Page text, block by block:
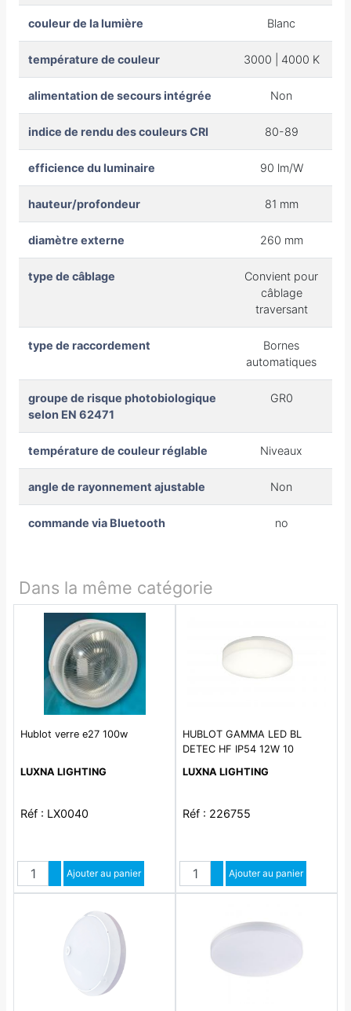
couleur de la lumière Blanc
température de couleur 3000 | 4000 K
alimentation de secours intégrée Non
indice de rendu des couleurs CRI 80-89
efficience du luminaire 90 lm/W
hauteur/profondeur 81 mm
diamètre externe 260 mm
type de câblage
Convient pour
câblage
traversant
type de raccordement
Bornes
automatiques
groupe de risque photobiologique
selon EN 62471
GR0
température de couleur réglable Niveaux
angle de rayonnement ajustable Non
commande via Bluetooth no
Dans la même catégorie
Hublot verre e27 100w
LUXNA LIGHTING
Réf : LX0040
QuantitéAugmenter quantité
Diminuer quantité
Ajouter au panier
HUBLOT GAMMA LED BL
DETEC HF IP54 12W 10
LUXNA LIGHTING
Réf : 226755
QuantitéAugmenter quantité
Diminuer quantité
Ajouter au panier